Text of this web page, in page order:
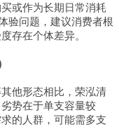
或作为长期日常消耗
验问题，建议消费者根
存在个体差异。
他形态相比，荣泓清
势在于单支容量较
的人群，可能需多支